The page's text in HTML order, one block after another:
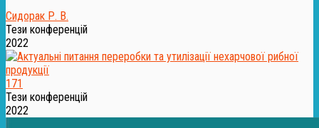
Сидорак Р. В.
Тези конференцій
2022
171
Тези конференцій
2022